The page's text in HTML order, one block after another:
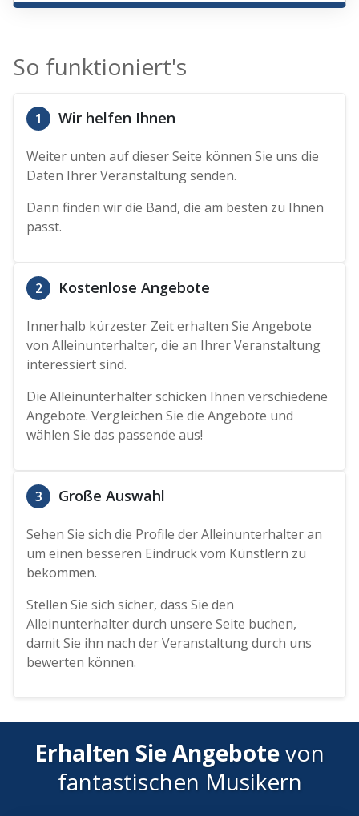
So funktioniert's
1 Wir helfen Ihnen
Weiter unten auf dieser Seite können Sie uns die
Daten Ihrer Veranstaltung senden.
Dann finden wir die Band, die am besten zu Ihnen
passt.
2 Kostenlose Angebote
Innerhalb kürzester Zeit erhalten Sie Angebote
von Alleinunterhalter, die an Ihrer Veranstaltung
interessiert sind.
Die Alleinunterhalter schicken Ihnen verschiedene
Angebote. Vergleichen Sie die Angebote und
wählen Sie das passende aus!
3 Große Auswahl
Sehen Sie sich die Profile der Alleinunterhalter an
um einen besseren Eindruck vom Künstlern zu
bekommen.
Stellen Sie sich sicher, dass Sie den
Alleinunterhalter durch unsere Seite buchen,
damit Sie ihn nach der Veranstaltung durch uns
bewerten können.
Erhalten Sie Angebotevon
fantastischen Musikern